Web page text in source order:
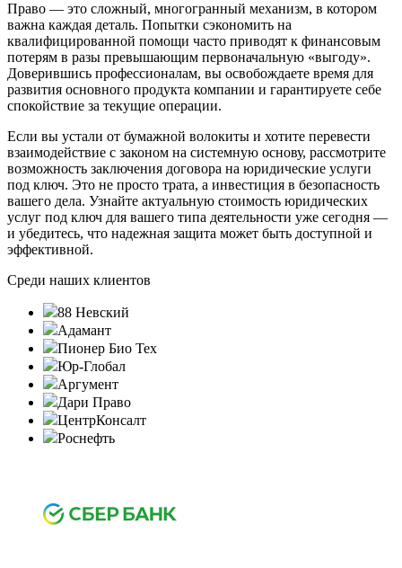
Право — это сложный, многогранный механизм, в котором
важна каждая деталь. Попытки сэкономить на
квалифицированной помощи часто приводят к финансовым
потерям в разы превышающим первоначальную «выгоду».
Доверившись профессионалам, вы освобождаете время для
развития основного продукта компании и гарантируете себе
спокойствие за текущие операции.
Если вы устали от бумажной волокиты и хотите перевести
взаимодействие с законом на системную основу, рассмотрите
возможность заключения договора на юридические услуги
под ключ. Это не просто трата, а инвестиция в безопасность
вашего дела. Узнайте актуальную стоимость юридических
услуг под ключ для вашего типа деятельности уже сегодня —
и убедитесь, что надежная защита может быть доступной и
эффективной.
Среди наших клиентов
88 Невский
Адамант
Пионер Био Тех
Юр-Глобал
Аргумент
Дари Право
ЦентрКонсалт
Роснефть